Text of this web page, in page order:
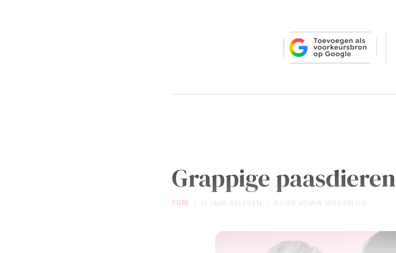
Grappige paasdieren
FUN 16 JAAR GELEDEN DOOR ADMIN MODEBLOG